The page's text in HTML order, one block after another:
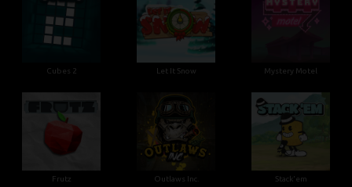
Cubes 2 Let It Snow Mystery Motel
Frutz Outlaws Inc. Stack'em